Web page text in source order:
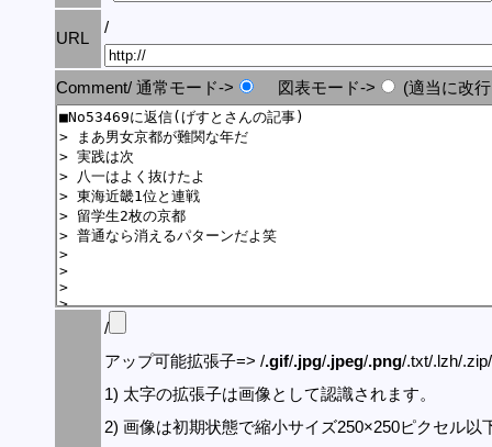
URL
/
Comment/ 通常モード-> 図表モード-> (適当に改
/
アップ可能拡張子=> /.gif/.jpg/.jpeg/.png/.txt/.lzh/
1) 太字の拡張子は画像として認識されます。
2) 画像は初期状態で縮小サイズ250×250ピクセル以